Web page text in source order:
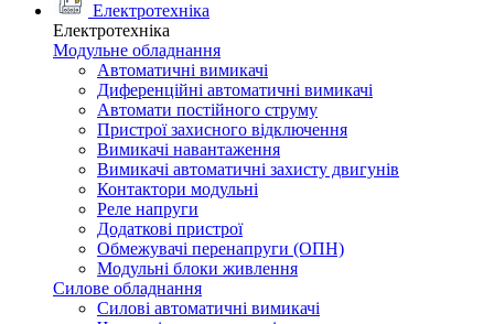
Електротехніка
Електротехніка
Модульне обладнання
Автоматичні вимикачі
Диференційні автоматичні вимикачі
Автомати постійного струму
Пристрої захисного відключення
Вимикачі навантаження
Вимикачі автоматичні захисту двигунів
Контактори модульні
Реле напруги
Додаткові пристрої
Обмежувачі перенапруги (ОПН)
Модульні блоки живлення
Силове обладнання
Силові автоматичні вимикачі